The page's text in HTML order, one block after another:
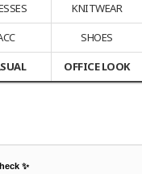
KNITWEAR
SHOES
OFFICE LOOK
✨